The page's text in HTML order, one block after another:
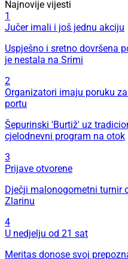
Najnovije vijesti
1
Jučer imali i još jednu akciju
Uspješno i sretno dovršena
je nestala na Srimi
2
Organizatori imaju poruku
portu
Šepurinski 'Burtiž' uz
cjelodnevni program na otok
3
Prijave otvorene
Dječji malonogometni turnir
Zlarinu
4
U nedjelju od 21 sat
Meritas donose svoj